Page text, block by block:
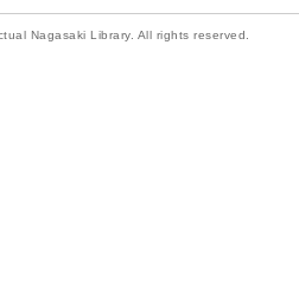
Nagasaki Library. All rights reserved.